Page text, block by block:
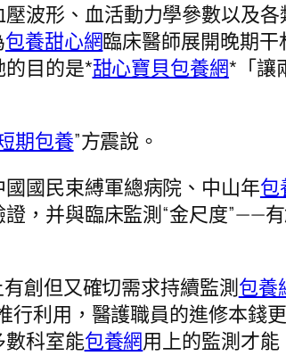
波形、血活動力學參數以及
包養甜心網臨床醫師展開晚期干
目的是*甜心寶貝包養網*「讓
期包養”方震說。
國民束縛軍總病院、中山年包
，并與臨床監測“金尺度”——
有創但又確切需求持續監測包養
利用，醫護職員的進修本錢更
科室能包養網用上的監測才